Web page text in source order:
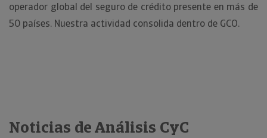
operador global del seguro de crédito presente en más de
50 países. Nuestra actividad consolida dentro de GCO.
Noticias de Análisis CyC